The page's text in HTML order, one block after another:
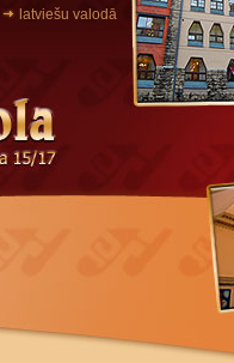
latviešu valodā